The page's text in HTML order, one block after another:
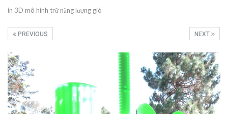
in 3D mô hình trữ năng lượng gió
NEXT
PREVIOUS